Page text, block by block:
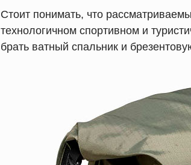
Стоит понимать, что
технологичном спортивном и
брать ватный спальник и